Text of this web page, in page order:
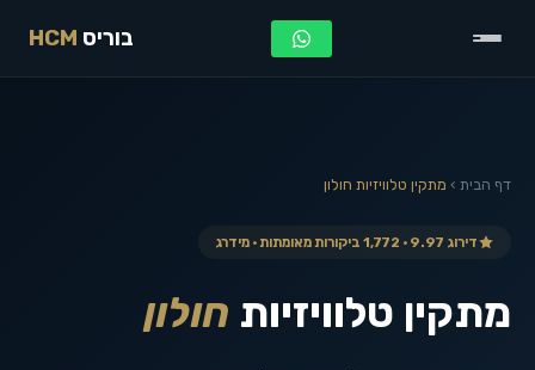
בוריס HCM
דף הבית › מתקין טלוויזיות חולון
דירוג 9.97 · 1,772 ביקורות מאומתות · מידרג
מתקין טלוויזיות חולון